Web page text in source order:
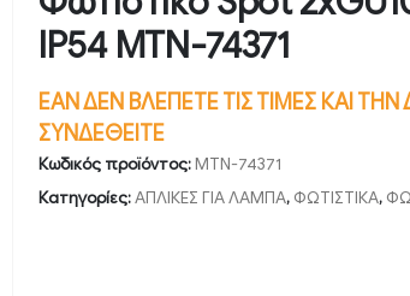
IP54 MTN-74371
ΕΑΝ ΔΕΝ ΒΛΕΠΕΤΕ ΤΙΣ ΤΙΜΕΣ ΚΑΙ
ΣΥΝΔΕΘΕΙΤΕ
Κωδικός προϊόντος:MTN-74371
Κατηγορίες:ΑΠΛΙΚΕΣ ΓΙΑ ΛΑΜΠΑ, ΦΩΤΙΣΤΙΚΑ,